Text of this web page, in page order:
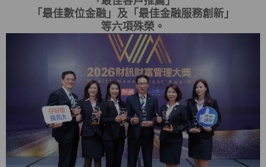
「最佳數位金融」及「最佳金融服務創新」
等六項殊榮。